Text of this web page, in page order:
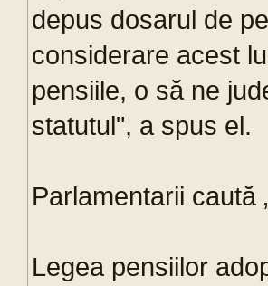
depus dosarul de
considerare acest
pensiile, o să ne
statutul", a spus el.
Parlamentarii caută
Legea pensiilor